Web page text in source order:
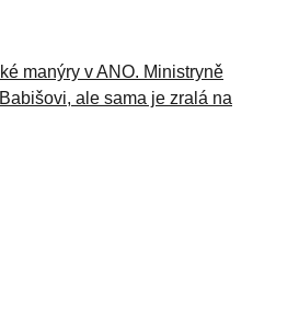
manýry v ANO. Ministryně
ale sama je zralá na